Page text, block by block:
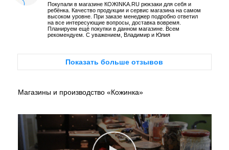
Покупали в магазине КОЖINKA.RU рюкзаки для себя и
ребёнка. Качество продукции и сервис магазина на самом
высоком уровне. При заказе менеджер подробно ответил
на все интересующие вопросы, доставка вовремя.
Планируем ещё покупки в данном магазине. Всем
рекомендуем. С уважением, Владимир и Юлия
Показать больше отзывов
Магазины и производство «Кожинка»